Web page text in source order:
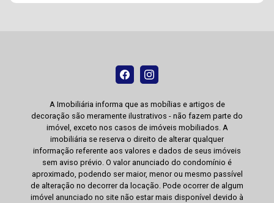
A Imobiliária informa que as mobílias e artigos de
decoração são meramente ilustrativos - não fazem parte do
imóvel, exceto nos casos de imóveis mobiliados. A
imobiliária se reserva o direito de alterar qualquer
informação referente aos valores e dados de seus imóveis
sem aviso prévio. O valor anunciado do condomínio é
aproximado, podendo ser maior, menor ou mesmo passível
de alteração no decorrer da locação. Pode ocorrer de algum
imóvel anunciado no site não estar mais disponível devido à